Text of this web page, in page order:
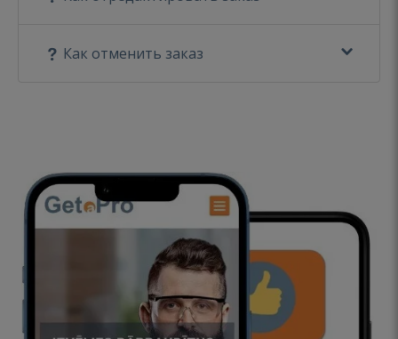
Как отменить заказ